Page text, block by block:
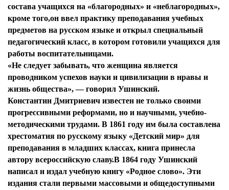
состава учащихся на «благородных» и «неблагородных»,
кроме того,он ввел практику преподавания учебных
предметов на русском языке и открыл специальный
педагогический класс, в котором готовили учащихся для
работы воспитательницами.
«Не следует забывать, что женщина является
проводником успехов науки и цивилизации в нравы и
жизнь общества», — говорил Ушинский.
Константин Дмитриевич известен не только своими
прогрессивными реформами, но и научными, учебно-
методическими трудами. В 1861 году им была составлена
хрестоматия по русскому языку «Детский мир» для
преподавания в младших классах, книга принесла
автору всероссийскую славу.В 1864 году Ушинский
написал и издал учебную книгу «Родное слово». Эти
издания стали первыми массовыми и общедоступными